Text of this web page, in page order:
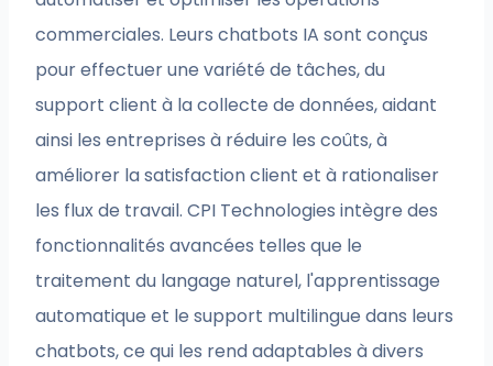
commerciales. Leurs chatbots IA sont conçus
pour effectuer une variété de tâches, du
support client à la collecte de données, aidant
ainsi les entreprises à réduire les coûts, à
améliorer la satisfaction client et à rationaliser
les flux de travail. CPI Technologies intègre des
fonctionnalités avancées telles que le
traitement du langage naturel, l'apprentissage
automatique et le support multilingue dans leurs
chatbots, ce qui les rend adaptables à divers